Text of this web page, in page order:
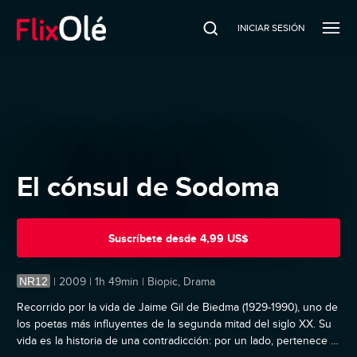
INICIAR SESIÓN
El cónsul de Sodoma
Suscríbete desde 4,99 US$
NR12 | 2009 | 1h 49min | Biopic, Drama
Recorrido por la vida de Jaime Gil de Biedma (1929-1990), uno de
los poetas más influyentes de la segunda mitad del siglo XX. Su
vida es la historia de una contradicción: por un lado, pertenece a